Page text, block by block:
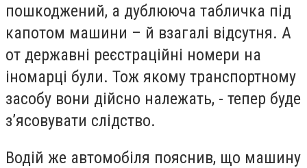
пошкоджений, а дублююча табличка під
капотом машини – й взагалі відсутня. А
от державні реєстраційні номери на
іномарці були. Тож якому транспортному
засобу вони дійсно належать, - тепер буде
з’ясовувати слідство.
Водій же автомобіля пояснив, що машину